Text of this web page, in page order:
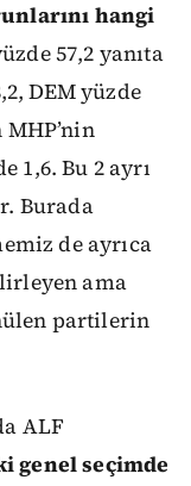
hangi
57,2 yanıta
DEM yüzde
1,6. Bu 2 ayrı
Burada
de ayrıca
ama
partilerin
ALF
genel seçimde